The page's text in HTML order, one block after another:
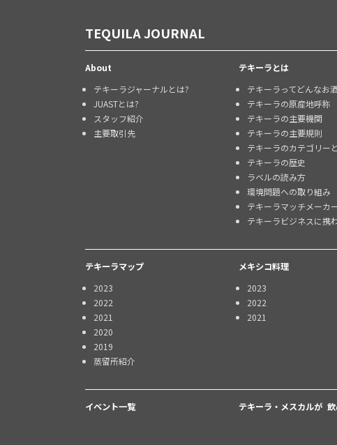
TEQUILA JOURNAL
About
テキーラジャーナルとは?
JUASTとは?
スタッフ紹介
主要取引先
テキーラとは
テキーラってどんなお
テキーラの原産地呼称
テキーラの主要機関
テキーラの主要規則
テキーラのカテゴリー
テキーラの歴史
ラベルの読み方
環境問題への取り組み
テキーラマッチメーカ
テキーラビジネスに携
テキーラマップ
2023
2022
2021
2020
2019
蒸留所紹介
メキシコ料理
2023
2022
2021
イベント一覧 テキーラ・メスカルが